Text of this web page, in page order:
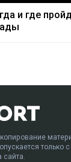
и где
только
сайта.